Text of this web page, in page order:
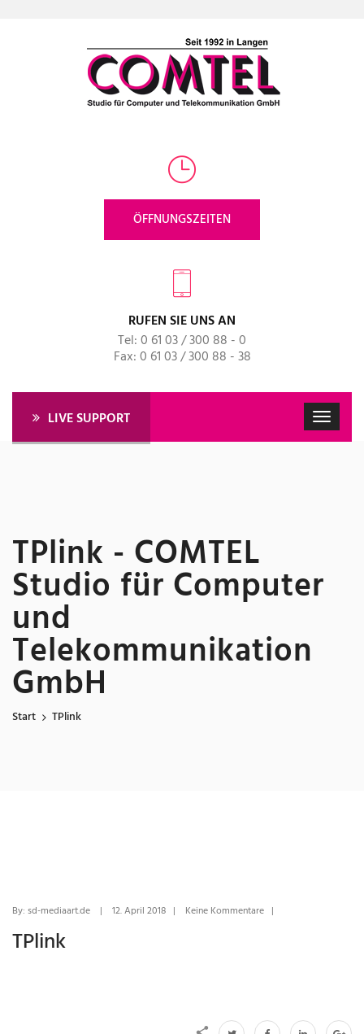
ÖFFNUNGSZEITEN
RUFEN SIE UNS AN
Tel: 0 61 03 / 300 88 - 0
Fax: 0 61 03 / 300 88 - 38
LIVE SUPPORT
TPlink - COMTEL
Studio für Computer
und
Telekommunikation
GmbH
Start TPlink
By: sd-mediaart.de | 12. April 2018 | Keine Kommentare |
TPlink